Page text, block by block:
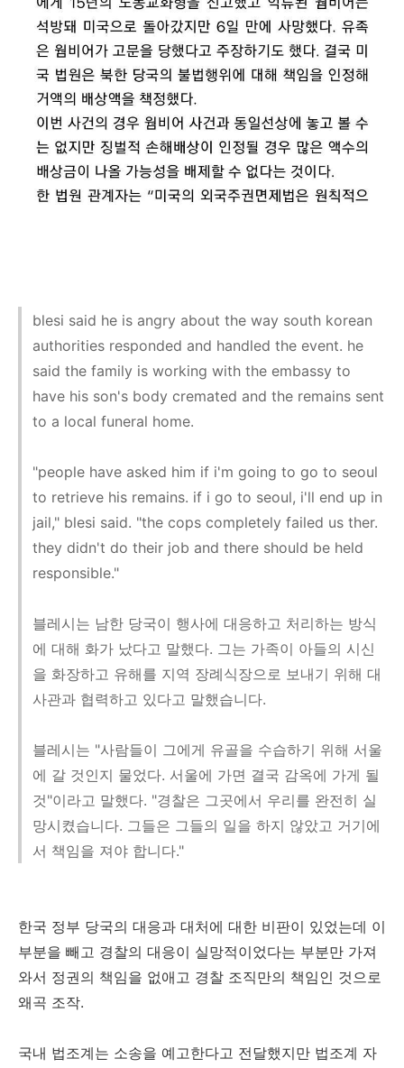
blesi said he is angry about the way south korean
authorities responded and handled the event. he
said the family is working with the embassy to
have his son's body cremated and the remains sent
to a local funeral home.
"people have asked him if i'm going to go to seoul
to retrieve his remains. if i go to seoul, i'll end up in
jail," blesi said. "the cops completely failed us ther.
they didn't do their job and there should be held
responsible."
블레시는 남한 당국이 행사에 대응하고 처리하는 방식
에 대해 화가 났다고 말했다. 그는 가족이 아들의 시신
을 화장하고 유해를 지역 장례식장으로 보내기 위해 대
사관과 협력하고 있다고 말했습니다.
블레시는 "사람들이 그에게 유골을 수습하기 위해 서울
에 갈 것인지 물었다. 서울에 가면 결국 감옥에 가게 될
것"이라고 말했다. "경찰은 그곳에서 우리를 완전히 실
망시켰습니다. 그들은 그들의 일을 하지 않았고 거기에
서 책임을 져야 합니다."
한국 정부 당국의 대응과 대처에 대한 비판이 있었는데 이
부분을 빼고 경찰의 대응이 실망적이었다는 부분만 가져
와서 정권의 책임을 없애고 경찰 조직만의 책임인 것으로
왜곡 조작.
국내 법조계는 소송을 예고한다고 전달했지만 법조계 자